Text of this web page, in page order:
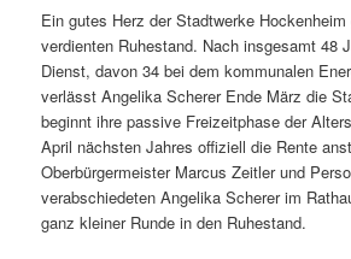
Ein gutes Herz der Stadtwerke
verdienten Ruhestand. Nach insgesamt 48
Dienst, davon 34 bei dem kommunalen
verlässt Angelika Scherer Ende März die
beginnt ihre passive Freizeitphase der
April nächsten Jahres offiziell die Rente
Oberbürgermeister Marcus Zeitler und
verabschiedeten Angelika Scherer im
ganz kleiner Runde in den Ruhestand.